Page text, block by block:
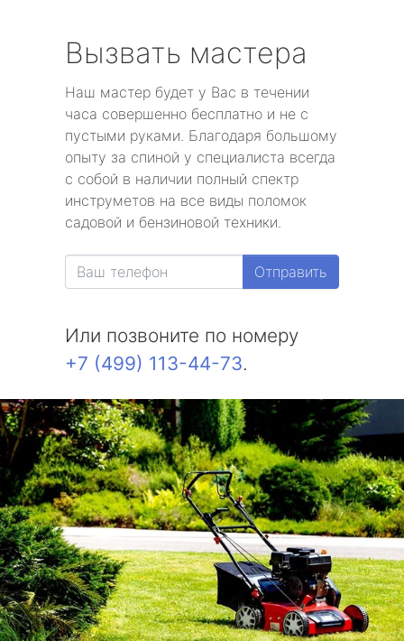
Вызвать мастера
Наш мастер будет у Вас в течении
часа совершенно бесплатно и не с
пустыми руками. Благодаря большому
опыту за спиной у специалиста всегда
с собой в наличии полный спектр
инструметов на все виды поломок
садовой и бензиновой техники.
Отправить
Или позвоните по номеру
+7 (499) 113-44-73.